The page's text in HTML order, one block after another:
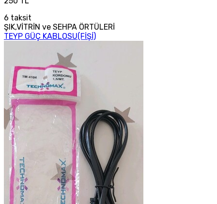
6 taksit
ŞIK,VİTRİN ve SEHPA ÖRTÜLERİ
TEYP GÜÇ KABLOSU(FİŞİ)